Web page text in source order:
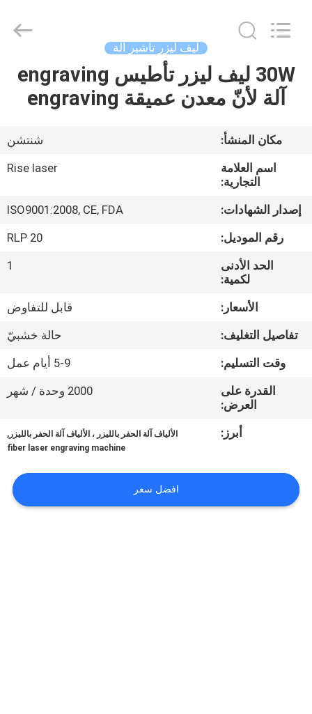
مسكن
عرض
الافتراضي
معلومات
جولة
في
المعمل
اتصل
بنا
Technology
Reserved.
ليف ليزر تأشير آلة
30W ليف ليزر تأطيس engraving
آلة لأنّ معدن عميقة engraving
مكان المنشأ:
شنتشن
اسم العلامة
التجارية:
Rise laser
إصدار الشهادات:
ISO9001:2008, CE, FDA
رقم الموديل:
RLP 20
الحد الأدنى
لكمية:
1
الأسعار:
قابل للتفاوض
تفاصيل التغليف:
حالة خشبيّ
وقت التسليم:
5-9 أيام عمل
القدرة على
العرض:
2000 وحدة / شهر
أبرز: الألياف آلة الحفر بالليزر ، الألياف آلة الحفر بالليزر ,
fiber laser engraving machine
افضل سعر